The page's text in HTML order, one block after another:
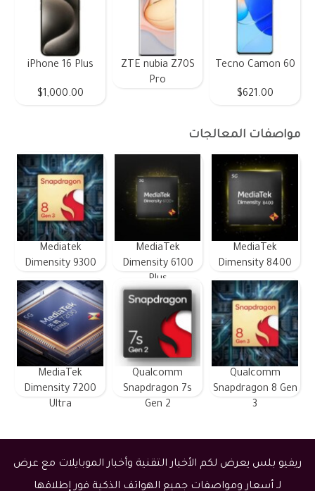
Tecno Camon 60
$621.00
ZTE nubia Z70S
Pro
iPhone 16 Plus
$1,000.00
مواصفات المعالجات
MediaTek
Dimensity 8400
MediaTek
Dimensity 6100
Plus
Mediatek
Dimensity 9300
Qualcomm
Snapdragon 8 Gen
3
Qualcomm
Snapdragon 7s
Gen 2
MediaTek
Dimensity 7200
Ultra
ريفيو بلس يعرض لكم الأخبار التقنية وأخبار الموبايلات مع عرض
لـ أسعار ومواصفات جميع الهواتف الذكية فور إطلاقها